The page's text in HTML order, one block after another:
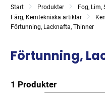
Start Produkter
Fog, Lim,
Färg, Kemtekniska artiklar
Förtunning, Lacknafta, Thinner
Förtunning,
1 Produkter